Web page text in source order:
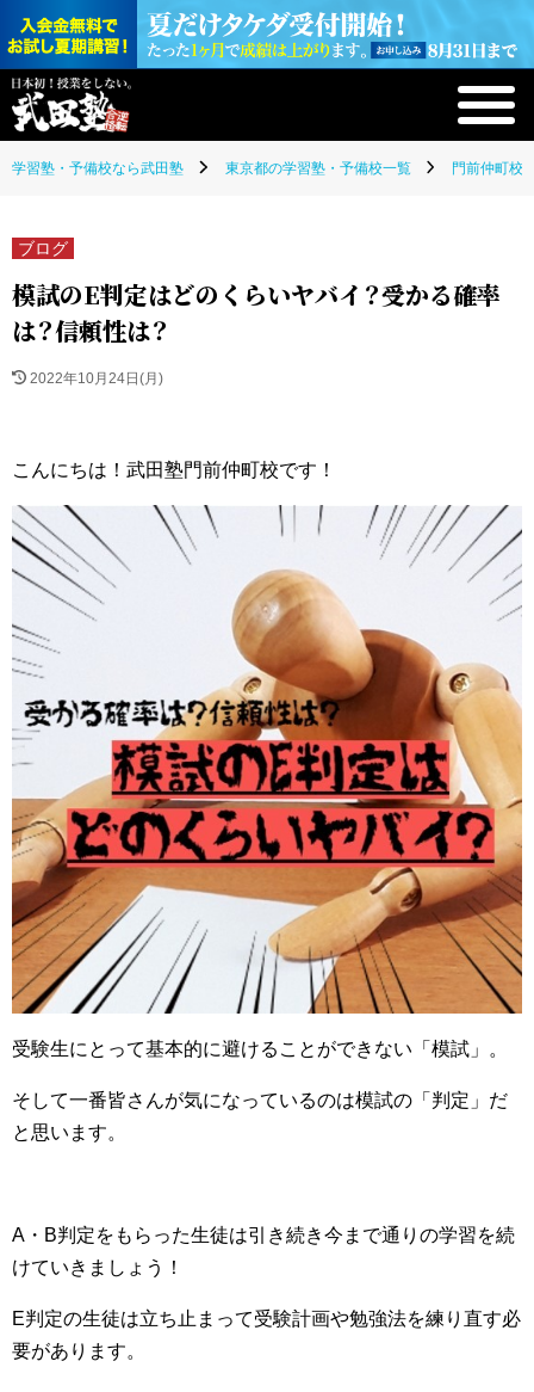
学習塾・予備校なら武田塾 東京都の学習塾・予備校一覧 門前仲町校(
ブログ
模試のE判定はどのくらいヤバイ？受かる確率
は？信頼性は？
2022年10月24日(月)
こんにちは！武田塾門前仲町校です！
受験生にとって基本的に避けることができない「模試」。
そして一番皆さんが気になっているのは模試の「判定」だ
と思います。
A・B判定をもらった生徒は引き続き今まで通りの学習を続
けていきましょう！
E判定の生徒は立ち止まって受験計画や勉強法を練り直す必
要があります。